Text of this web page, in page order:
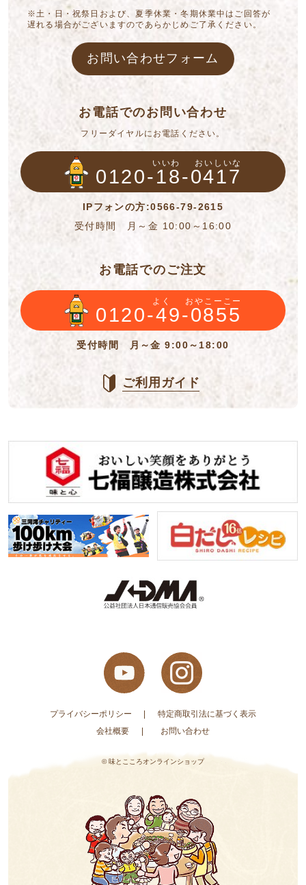
※土・日・祝祭日および、夏季休業・冬期休業中はご回答が
遅れる場合がございますのであらかじめご了承ください。
お問い合わせフォーム
お電話でのお問い合わせ
フリーダイヤルにお電話ください。
いいわ おいしいな
0120-18-0417
IPフォンの方:0566-79-2615
受付時間 月～金 10:00～16:00
お電話でのご注文
よく おやこーこー
0120-49-0855
受付時間 月～金 9:00～18:00
ご利用ガイド
プライバシーポリシー
特定商取引法に基づく表示
会社概要
お問い合わせ
© 味とこころオンラインショップ